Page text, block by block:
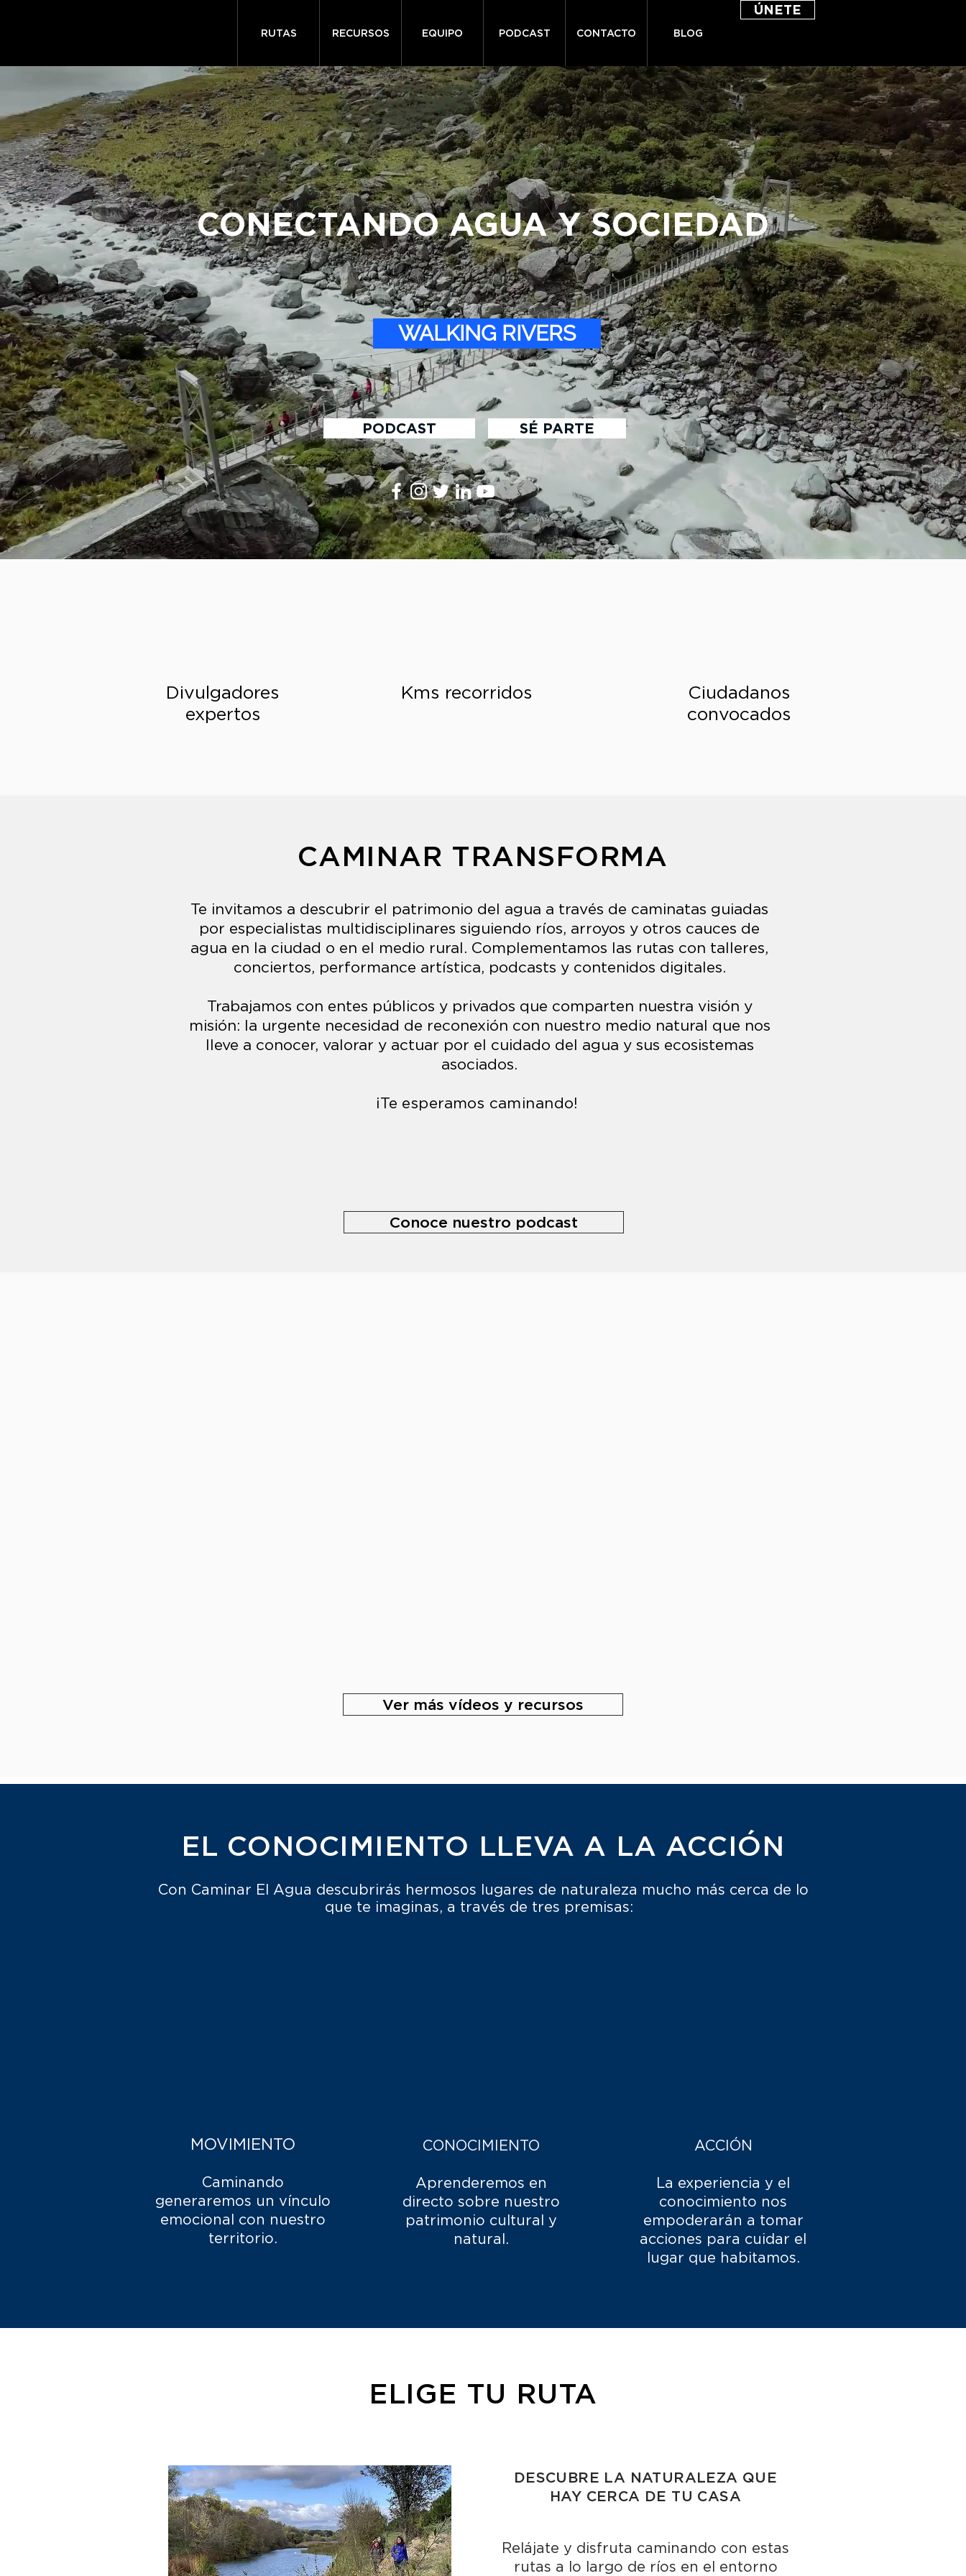
RUTAS RECURSOS EQUIPO PODCAST CONTACTO BLOG
ÚNETE
CONECTANDO AGUA Y SOCIEDAD
WALKING RIVERS
PODCAST SÉ PARTE
Divulgadores
expertos
Kms recorridos
Ciudadanos
convocados
CAMINAR TRANSFORMA
Te invitamos a descubrir el patrimonio del agua a través de caminatas guiadas
por especialistas multidisciplinares siguiendo ríos, arroyos y otros cauces de
agua en la ciudad o en el medio rural. Complementamos las rutas con talleres,
conciertos, performance artística, podcasts y contenidos digitales.
Trabajamos con entes públicos y privados que comparten nuestra visión y
misión: la urgente necesidad de reconexión con nuestro medio natural que nos
lleve a conocer, valorar y actuar por el cuidado del agua y sus ecosistemas
asociados.
¡Te esperamos caminando!
Conoce nuestro podcast
Ver más vídeos y recursos
EL CONOCIMIENTO LLEVA A LA ACCIÓN
Con Caminar El Agua descubrirás hermosos lugares de naturaleza mucho más cerca de lo
que te imaginas, a través de tres premisas:
MOVIMIENTO
Caminando
generaremos un vínculo
emocional con nuestro
territorio.
CONOCIMIENTO
Aprenderemos en
directo sobre nuestro
patrimonio cultural y
natural.
ACCIÓN
La experiencia y el
conocimiento nos
empoderarán a tomar
acciones para cuidar el
lugar que habitamos.
ELIGE TU RUTA
DESCUBRE LA NATURALEZA QUE
HAY CERCA DE TU CASA
Relájate y disfruta caminando con estas
rutas a lo largo de ríos en el entorno